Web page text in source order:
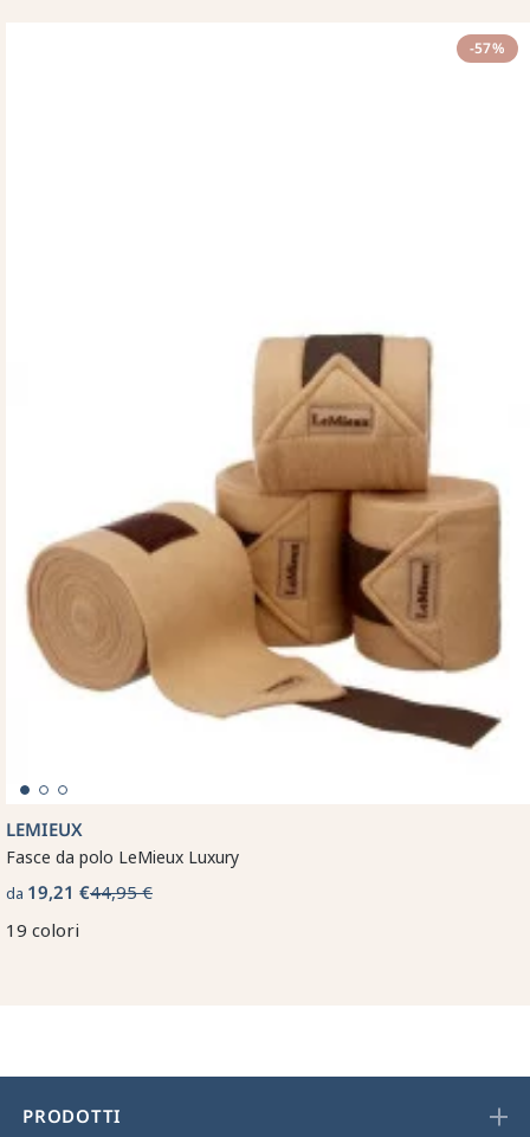
-57%
LEMIEUX
Fasce da polo LeMieux Luxury
da 19,21 €44,95 €
19 colori
PRODOTTI